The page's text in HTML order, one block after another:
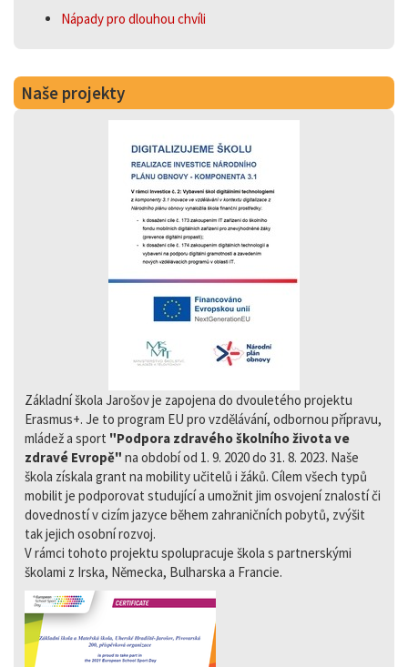
Nápady pro dlouhou chvíli
Naše projekty
Základní škola Jarošov je zapojena do dvouletého projektu
Erasmus+. Je to program EU pro vzdělávání, odbornou přípravu,
mládež a sport "Podpora zdravého školního života ve
zdravé Evropě" na období od 1. 9. 2020 do 31. 8. 2023. Naše
škola získala grant na mobility učitelů i žáků. Cílem všech typů
mobilit je podporovat studující a umožnit jim osvojení znalostí či
dovedností v cizím jazyce během zahraničních pobytů, zvýšit
tak jejich osobní rozvoj.
V rámci tohoto projektu spolupracuje škola s partnerskými
školami z Irska, Německa, Bulharska a Francie.